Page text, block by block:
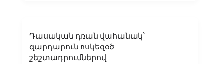
Դասական դռան վահանակ՝
զարդարուն ոսկեզօծ
շեշտադրումներով